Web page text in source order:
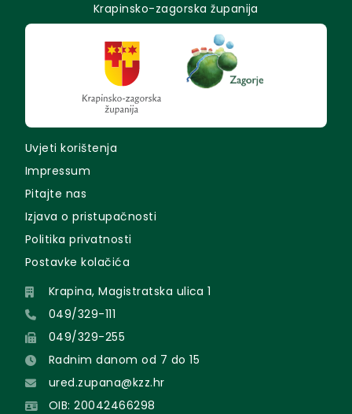
Krapinsko-zagorska županija
Uvjeti korištenja
Impressum
Pitajte nas
Izjava o pristupačnosti
Politika privatnosti
Postavke kolačića
Krapina, Magistratska ulica 1
049/329-111
049/329-255
Radnim danom od 7 do 15
ured.zupana@kzz.hr
OIB: 20042466298